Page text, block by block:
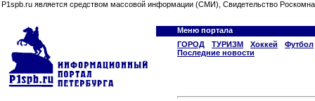
P1spb.ru является средством массовой информации (СМИ), Свидетельство
Меню портала
ГОРОД
ТУРИЗМ Хоккей
Футбол
Последние новости